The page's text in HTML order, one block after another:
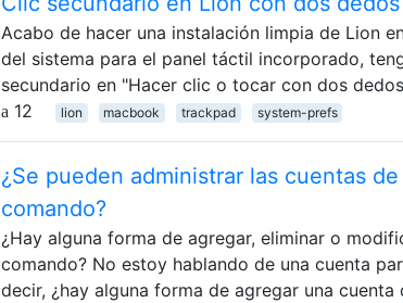
Acabo de hacer una instalación limpia de Lion
del sistema para el panel táctil incorporado,
secundario en "Hacer clic o tocar con dos
12
lion macbook trackpad system-prefs
¿Se pueden administrar las cuentas
comando?
¿Hay alguna forma de agregar, eliminar o
comando? No estoy hablando de una cuenta
decir, ¿hay alguna forma de agregar una